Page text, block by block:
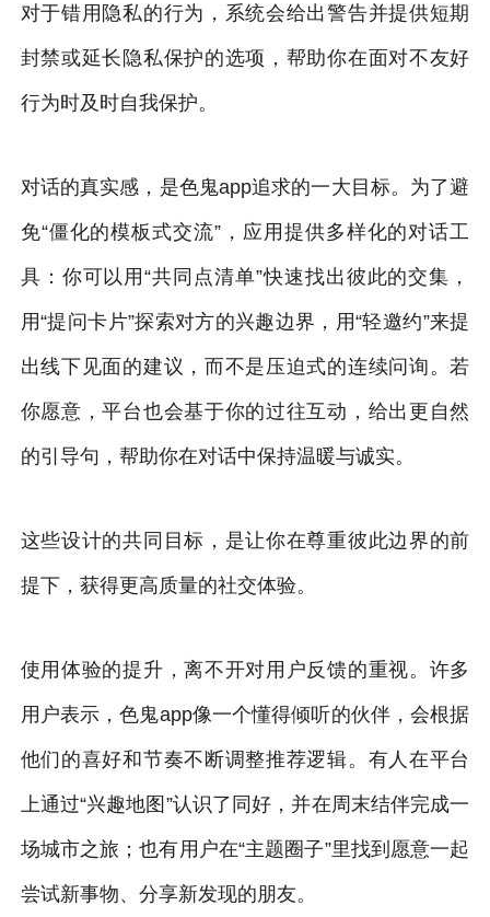
对于错用隐私的行为，系统会给出警告并提供短期
封禁或延长隐私保护的选项，帮助你在面对不友好
行为时及时自我保护。
对话的真实感，是色鬼app追求的一大目标。为了避
免“僵化的模板式交流”，应用提供多样化的对话工
具：你可以用“共同点清单”快速找出彼此的交集，
用“提问卡片”探索对方的兴趣边界，用“轻邀约”来提
出线下见面的建议，而不是压迫式的连续问询。若
你愿意，平台也会基于你的过往互动，给出更自然
的引导句，帮助你在对话中保持温暖与诚实。
这些设计的共同目标，是让你在尊重彼此边界的前
提下，获得更高质量的社交体验。
使用体验的提升，离不开对用户反馈的重视。许多
用户表示，色鬼app像一个懂得倾听的伙伴，会根据
他们的喜好和节奏不断调整推荐逻辑。有人在平台
上通过“兴趣地图”认识了同好，并在周末结伴完成一
场城市之旅；也有用户在“主题圈子”里找到愿意一起
尝试新事物、分享新发现的朋友。